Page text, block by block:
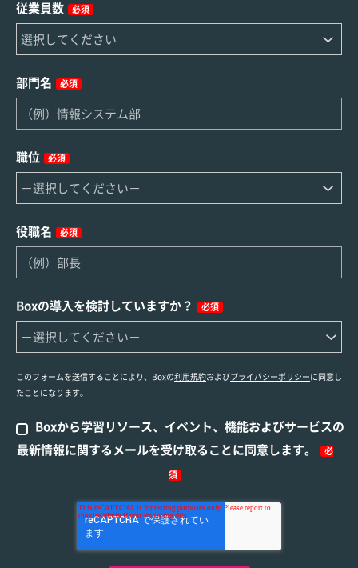
従業員数 必須
部門名 必須
職位 必須
役職名 必須
Boxの導入を検討していますか？ 必須
このフォームを送信することにより、Boxの利用規約およびプライバシーポリシーに同意し
たことになります。
Boxから学習リソース、イベント、機能およびサービスの
最新情報に関するメールを受け取ることに同意します。
必
須